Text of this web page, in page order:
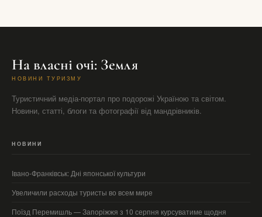
На власні очі: Земля
НОВИНИ ТУРИЗМУ
Туристичний медіа-портал про подорожі Україною та світом.
Новини, статті, блоги та фотографії від мандрівників.
НОВИНИ
Івано-Франківськ: Дні японської культури
Увеличили расходы туристы во всем мире
Поїзд Перемишль — Запоріжжя з 10 серпня курсуватиме щодня